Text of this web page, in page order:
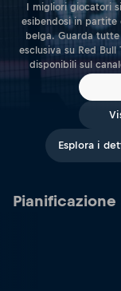
I migliori giocatori
esibendosi in partite
belga. Guarda
esclusiva su Red
disponibili sul
informazioni su tutti
partite, sugli
Esplora i
Pianificazione